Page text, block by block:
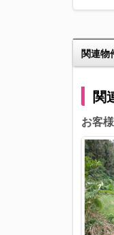
関連物
関
お客